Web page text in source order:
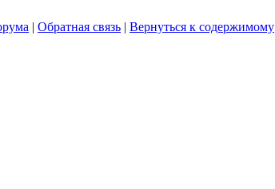
| Обратная связь | Вернуться к содержимому